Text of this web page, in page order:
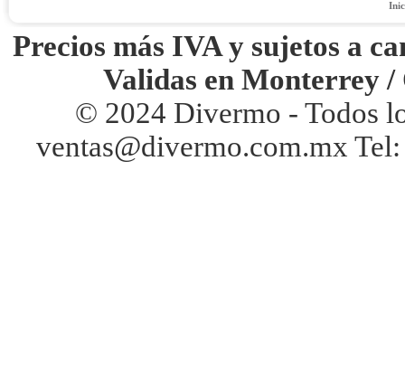
Precios más IVA y sujetos a
Validas en Monterrey /
© 2024 Divermo - Todos
ventas@divermo.com.mx